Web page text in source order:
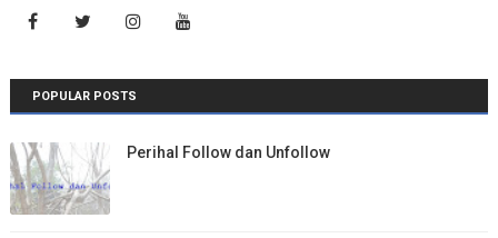
POPULAR POSTS
Perihal Follow dan Unfollow